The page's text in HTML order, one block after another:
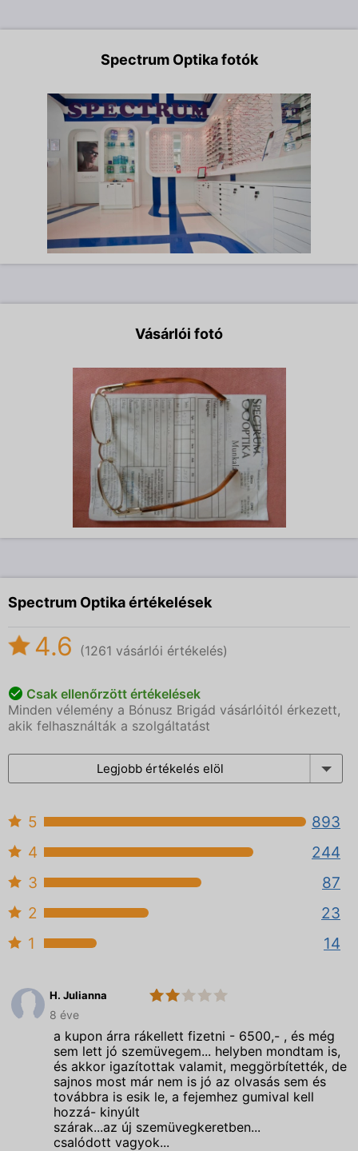
Spectrum Optika fotók
Vásárlói fotó
Spectrum Optika értékelések
4.6 (1261 vásárlói értékelés)
Csak ellenőrzött értékelések
Minden vélemény a Bónusz Brigád vásárlóitól érkezett,
akik felhasználták a szolgáltatást
Legjobb értékelés elöl
5
893
4
244
3
87
2
23
1
14
H. Julianna
Spectrum
2.0
8 éve
a kupon árra rákellett fizetni - 6500,- , és még
sem lett jó szemüvegem... helyben mondtam is,
és akkor igazítottak valamit, meggörbítették, de
sajnos most már nem is jó az olvasás sem és
továbbra is esik le, a fejemhez gumival kell
hozzá- kinyúlt
szárak...az új szemüvegkeretben...
csalódott vagyok...